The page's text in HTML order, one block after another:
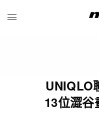
UNIQLO
13位澀谷